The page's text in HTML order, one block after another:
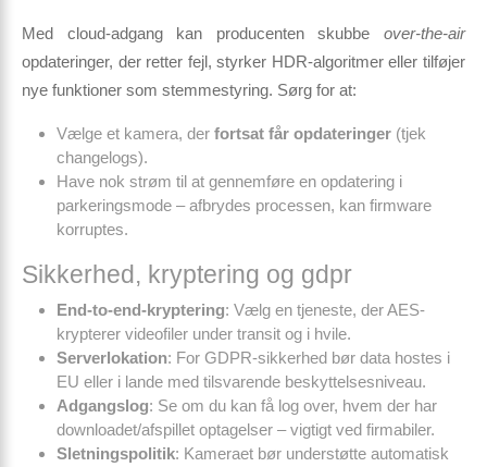
Med cloud-adgang kan producenten skubbe over-the-air
opdateringer, der retter fejl, styrker HDR-algoritmer eller tilføjer
nye funktioner som stemmestyring. Sørg for at:
Vælge et kamera, der fortsat får opdateringer (tjek
changelogs).
Have nok strøm til at gennemføre en opdatering i
parkeringsmode – afbrydes processen, kan firmware
korruptes.
Sikkerhed, kryptering og gdpr
End-to-end-kryptering: Vælg en tjeneste, der AES-
krypterer videofiler under transit og i hvile.
Serverlokation: For GDPR-sikkerhed bør data hostes i
EU eller i lande med tilsvarende beskyttelsesniveau.
Adgangslog: Se om du kan få log over, hvem der har
downloadet/afspillet optagelser – vigtigt ved firmabiler.
Sletningspolitik: Kameraet bør understøtte automatisk